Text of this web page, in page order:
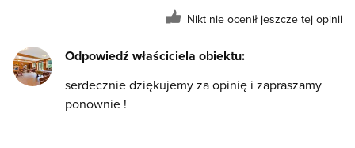
Nikt nie ocenił jeszcze tej opinii
Odpowiedź właściciela obiektu:
serdecznie dziękujemy za opinię i zapraszamy
ponownie !